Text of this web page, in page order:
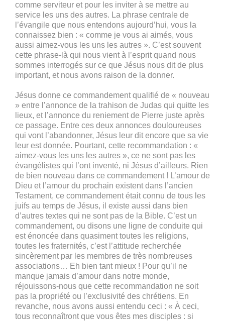
comme serviteur et pour les inviter à se mettre au
service les uns des autres. La phrase centrale de
l’évangile que nous entendons aujourd’hui, vous la
connaissez bien : « comme je vous ai aimés, vous
aussi aimez-vous les uns les autres ». C’est souvent
cette phrase-là qui nous vient à l’esprit quand nous
sommes interrogés sur ce que Jésus nous dit de plus
important, et nous avons raison de la donner.
Jésus donne ce commandement qualifié de « nouveau
» entre l’annonce de la trahison de Judas qui quitte les
lieux, et l’annonce du reniement de Pierre juste après
ce passage. Entre ces deux annonces douloureuses
qui vont l’abandonner, Jésus leur dit encore que sa vie
leur est donnée. Pourtant, cette recommandation : «
aimez-vous les uns les autres », ce ne sont pas les
évangélistes qui l’ont inventé, ni Jésus d’ailleurs. Rien
de bien nouveau dans ce commandement ! L’amour de
Dieu et l’amour du prochain existent dans l’ancien
Testament, ce commandement était connu de tous les
juifs au temps de Jésus, il existe aussi dans bien
d’autres textes qui ne sont pas de la Bible. C’est un
commandement, ou disons une ligne de conduite qui
est énoncée dans quasiment toutes les religions,
toutes les fraternités, c’est l’attitude recherchée
sincèrement par les membres de très nombreuses
associations… Eh bien tant mieux ! Pour qu’il ne
manque jamais d’amour dans notre monde,
réjouissons-nous que cette recommandation ne soit
pas la propriété ou l’exclusivité des chrétiens. En
revanche, nous avons aussi entendu ceci : « À ceci,
tous reconnaîtront que vous êtes mes disciples : si